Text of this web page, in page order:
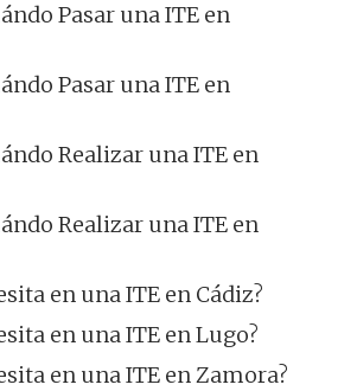
Pasar una ITE en
Pasar una ITE en
Realizar una ITE en
Realizar una ITE en
en una ITE en Cádiz?
en una ITE en Lugo?
en una ITE en Zamora?